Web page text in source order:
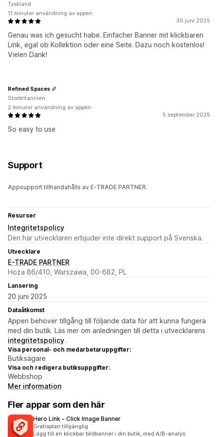
30 juni 2025
Genau was ich gesucht habe. Einfacher Banner mit klickbaren
Link, egal ob Kollektion oder eine Seite. Dazu noch kostenlos!
Vielen Dank!
Tyskland
11 minuter användning av appen
5 september 2025
So easy to use
Refined Spaces
Storbritannien
2 minuter användning av appen
Support
Appsupport tillhandahålls av E-TRADE PARTNER.
Resurser
Integritetspolicy
Den här utvecklaren erbjuder inte direkt support på Svenska.
Utvecklare
E-TRADE PARTNER
Hoża 86/410, Warszawa, 00-682, PL
Lansering
20 juni 2025
Dataåtkomst
Appen behöver tillgång till följande data för att kunna fungera
med din butik. Läs mer om anledningen till detta i utvecklarens
integritetspolicy .
Visa personal- och medarbetaruppgifter:
Butiksägare
Visa och redigera butiksuppgifter:
Webbshop
Mer information
Fler appar som den här
Hero Link ‑ Click Image Banner
Gratisplan tillgänglig
Lägg till en klickbar bildbanner i din butik, med A/B-analys